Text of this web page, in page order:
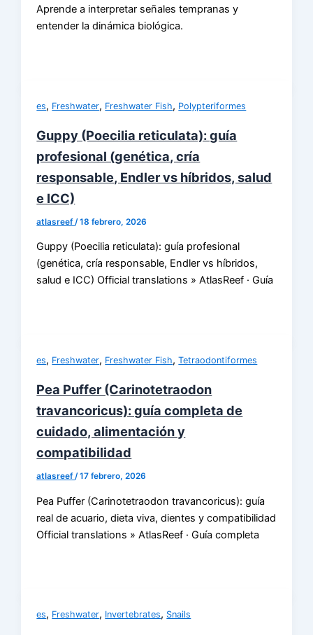
Aprende a interpretar señales tempranas y
entender la dinámica biológica.
es, Freshwater, Freshwater Fish, Polypteriformes
Guppy (Poecilia reticulata): guía
profesional (genética, cría
responsable, Endler vs híbridos, salud
e ICC)
atlasreef /18 febrero, 2026
Guppy (Poecilia reticulata): guía profesional
(genética, cría responsable, Endler vs híbridos,
salud e ICC) Official translations » AtlasReef · Guía
es, Freshwater, Freshwater Fish,Tetraodontiformes
Pea Puffer (Carinotetraodon
travancoricus): guía completa de
cuidado, alimentación y
compatibilidad
atlasreef/17 febrero, 2026
Pea Puffer (Carinotetraodon travancoricus): guía
real de acuario, dieta viva, dientes y compatibilidad
Official translations » AtlasReef · Guía completa
es, Freshwater, Invertebrates, Snails